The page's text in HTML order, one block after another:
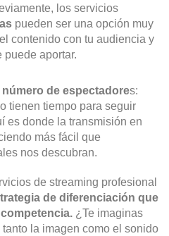
los servicios
pueden ser una opción muy
contenido con tu audiencia y
aportar.
de espectadores:
tienen tiempo para seguir
es donde la transmisión en
más fácil que
nos descubran.
de streaming profesional
de diferenciación que
¿Te imaginas
la imagen como el sonido